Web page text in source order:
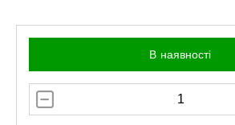
В наявності